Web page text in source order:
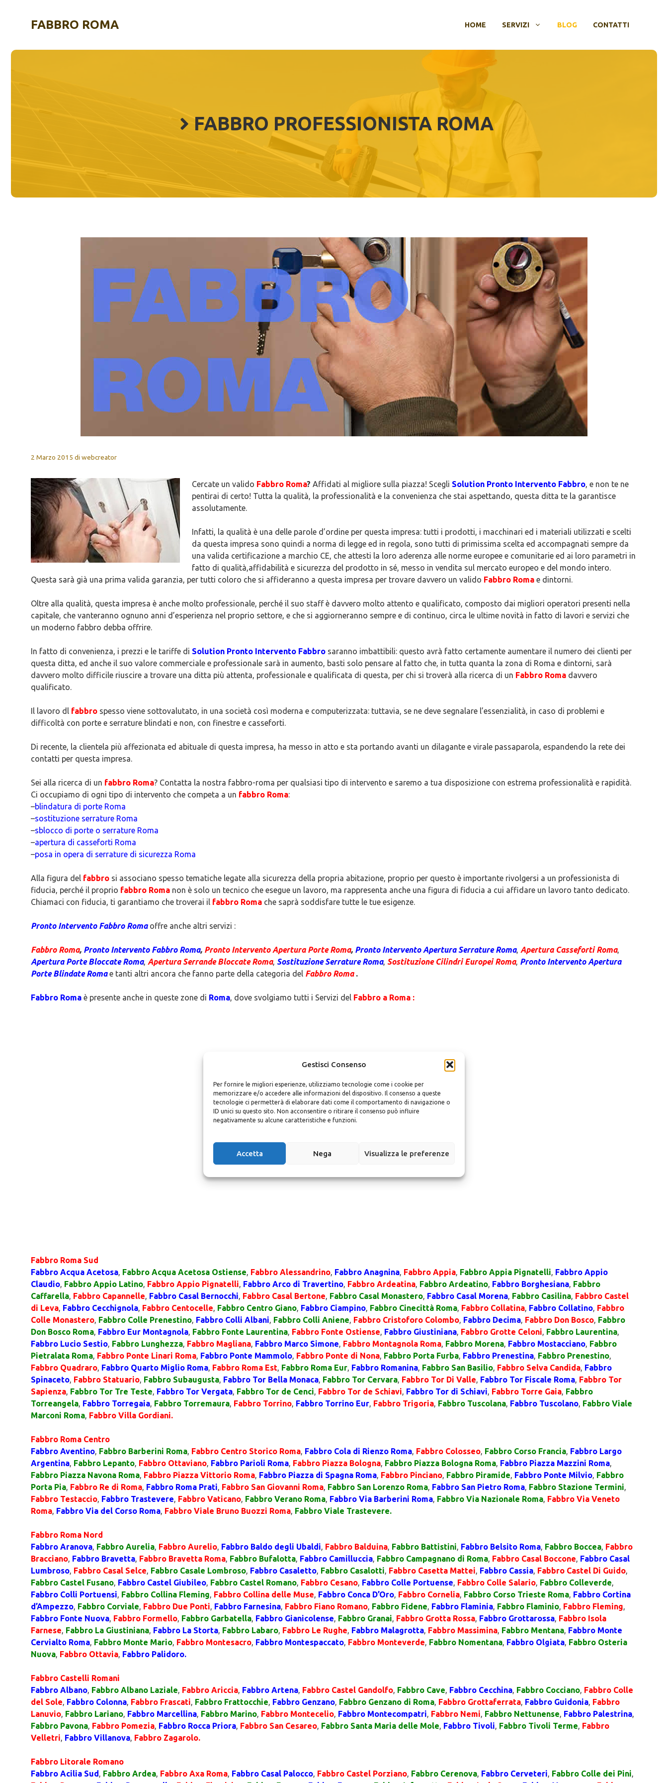
Gestisci Consenso
Per fornire le migliori esperienze, utilizziamo tecnologie come i cookie per
memorizzare e/o accedere alle informazioni del dispositivo. Il consenso a queste
tecnologie ci permetterà di elaborare dati come il comportamento di navigazione o
ID unici su questo sito. Non acconsentire o ritirare il consenso può influire
negativamente su alcune caratteristiche e funzioni.
Accetta Nega Visualizza le preferenze
contenutoFABBRO ROMA HOME SERVIZI BLOG CONTATTI
FABBRO PROFESSIONISTA ROMA
2 Marzo 2015 di webcreator
Cercate un valido Fabbro Roma? Affidati al migliore sulla piazza! Scegli Solution Pronto Intervento Fabbro, e non te ne
pentirai di certo! Tutta la qualità, la professionalità e la convenienza che stai aspettando, questa ditta te la garantisce
assolutamente.
Infatti, la qualità è una delle parole d’ordine per questa impresa: tutti i prodotti, i macchinari ed i materiali utilizzati e scelti
da questa impresa sono quindi a norma di legge ed in regola, sono tutti di primissima scelta ed accompagnati sempre da
una valida certificazione a marchio CE, che attesti la loro aderenza alle norme europee e comunitarie ed ai loro parametri in
fatto di qualità,affidabilità e sicurezza del prodotto in sé, messo in vendita sul mercato europeo e del mondo intero.
Questa sarà già una prima valida garanzia, per tutti coloro che si affideranno a questa impresa per trovare davvero un valido Fabbro Roma e dintorni.
Oltre alla qualità, questa impresa è anche molto professionale, perché il suo staff è davvero molto attento e qualificato, composto dai migliori operatori presenti nella
capitale, che vanteranno ognuno anni d’esperienza nel proprio settore, e che si aggiorneranno sempre e di continuo, circa le ultime novità in fatto di lavori e servizi che
un moderno fabbro debba offrire.
In fatto di convenienza, i prezzi e le tariffe di Solution Pronto Intervento Fabbro saranno imbattibili: questo avrà fatto certamente aumentare il numero dei clienti per
questa ditta, ed anche il suo valore commerciale e professionale sarà in aumento, basti solo pensare al fatto che, in tutta quanta la zona di Roma e dintorni, sarà
davvero molto difficile riuscire a trovare una ditta più attenta, professionale e qualificata di questa, per chi si troverà alla ricerca di un Fabbro Roma davvero
qualificato.
Il lavoro dl fabbro spesso viene sottovalutato, in una società così moderna e computerizzata: tuttavia, se ne deve segnalare l’essenzialità, in caso di problemi e
difficoltà con porte e serrature blindati e non, con finestre e casseforti.
Di recente, la clientela più affezionata ed abituale di questa impresa, ha messo in atto e sta portando avanti un dilagante e virale passaparola, espandendo la rete dei
contatti per questa impresa.
Sei alla ricerca di un fabbro Roma? Contatta la nostra fabbro-roma per qualsiasi tipo di intervento e saremo a tua disposizione con estrema professionalità e rapidità.
Ci occupiamo di ogni tipo di intervento che competa a un fabbro Roma:
–blindatura di porte Roma
–sostituzione serrature Roma
–sblocco di porte o serrature Roma
–apertura di casseforti Roma
–posa in opera di serrature di sicurezza Roma
Alla figura del fabbro si associano spesso tematiche legate alla sicurezza della propria abitazione, proprio per questo è importante rivolgersi a un professionista di
fiducia, perché il proprio fabbro Roma non è solo un tecnico che esegue un lavoro, ma rappresenta anche una figura di fiducia a cui affidare un lavoro tanto dedicato.
Chiamaci con fiducia, ti garantiamo che troverai il fabbro Roma che saprà soddisfare tutte le tue esigenze.
Pronto Intervento Fabbro Roma offre anche altri servizi :
Fabbro Roma, Pronto Intervento Fabbro Roma, Pronto Intervento Apertura PorteRoma, Pronto Intervento Apertura SerratureRoma, Apertura CassefortiRoma,
Apertura Porte BloccateRoma, Apertura Serrande BloccateRoma, Sostituzione SerratureRoma, Sostituzione Cilindri EuropeiRoma, Pronto Intervento Apertura
Porte BlindateRomae tanti altri ancora che fanno parte della categoria del Fabbro Roma.
Fabbro Roma è presente anche in queste zone di Roma, dove svolgiamo tutti i Servizi del Fabbro a Roma :
Fabbro Roma Sud
Fabbro Acqua Acetosa, Fabbro Acqua Acetosa Ostiense, Fabbro Alessandrino, Fabbro Anagnina, Fabbro Appia, Fabbro Appia Pignatelli, Fabbro Appio
Claudio, Fabbro Appio Latino, Fabbro Appio Pignatelli, Fabbro Arco di Travertino, Fabbro Ardeatina, Fabbro Ardeatino, Fabbro Borghesiana, Fabbro
Caffarella, Fabbro Capannelle, Fabbro Casal Bernocchi, Fabbro Casal Bertone, Fabbro Casal Monastero, Fabbro Casal Morena, Fabbro Casilina, Fabbro Castel
di Leva, Fabbro Cecchignola, Fabbro Centocelle, Fabbro Centro Giano, Fabbro Ciampino, Fabbro Cinecittà Roma, Fabbro Collatina, Fabbro Collatino, Fabbro
Colle Monastero, Fabbro Colle Prenestino, Fabbro Colli Albani, Fabbro Colli Aniene, Fabbro Cristoforo Colombo, Fabbro Decima, Fabbro Don Bosco, Fabbro
Don Bosco Roma, Fabbro Eur Montagnola, Fabbro Fonte Laurentina, Fabbro Fonte Ostiense, Fabbro Giustiniana, Fabbro Grotte Celoni, Fabbro Laurentina,
Fabbro Lucio Sestio, Fabbro Lunghezza, Fabbro Magliana, Fabbro Marco Simone, Fabbro Montagnola Roma, Fabbro Morena, Fabbro Mostacciano, Fabbro
Pietralata Roma, Fabbro Ponte Linari Roma, Fabbro Ponte Mammolo, Fabbro Ponte di Nona, Fabbro Porta Furba, Fabbro Prenestina, Fabbro Prenestino,
Fabbro Quadraro, Fabbro Quarto Miglio Roma, Fabbro Roma Est, Fabbro Roma Eur, Fabbro Romanina, Fabbro San Basilio, Fabbro Selva Candida, Fabbro
Spinaceto, Fabbro Statuario, Fabbro Subaugusta, Fabbro Tor Bella Monaca, Fabbro Tor Cervara, Fabbro Tor Di Valle, Fabbro Tor Fiscale Roma, Fabbro Tor
Sapienza, Fabbro Tor Tre Teste, Fabbro Tor Vergata, Fabbro Tor de Cenci, Fabbro Tor de Schiavi, Fabbro Tor di Schiavi, Fabbro Torre Gaia, Fabbro
Torreangela, Fabbro Torregaia, Fabbro Torremaura, Fabbro Torrino, Fabbro Torrino Eur, Fabbro Trigoria, Fabbro Tuscolana, Fabbro Tuscolano, Fabbro Viale
Marconi Roma, Fabbro Villa Gordiani.
Fabbro Roma Centro
Fabbro Aventino, Fabbro Barberini Roma, Fabbro Centro Storico Roma, Fabbro Cola di Rienzo Roma, Fabbro Colosseo, Fabbro Corso Francia, Fabbro Largo
Argentina, Fabbro Lepanto, Fabbro Ottaviano, Fabbro Parioli Roma, Fabbro Piazza Bologna, Fabbro Piazza Bologna Roma, Fabbro Piazza Mazzini Roma,
Fabbro Piazza Navona Roma, Fabbro Piazza Vittorio Roma, Fabbro Piazza di Spagna Roma, Fabbro Pinciano, Fabbro Piramide, Fabbro Ponte Milvio, Fabbro
Porta Pia, Fabbro Re di Roma, Fabbro Roma Prati, Fabbro San Giovanni Roma, Fabbro San Lorenzo Roma, Fabbro San Pietro Roma, Fabbro Stazione Termini,
Fabbro Testaccio, Fabbro Trastevere, Fabbro Vaticano, Fabbro Verano Roma, Fabbro Via Barberini Roma, Fabbro Via Nazionale Roma, Fabbro Via Veneto
Roma, Fabbro Via del Corso Roma, Fabbro Viale Bruno Buozzi Roma, Fabbro Viale Trastevere.
Fabbro Roma Nord
Fabbro Aranova, Fabbro Aurelia, Fabbro Aurelio, Fabbro Baldo degli Ubaldi, Fabbro Balduina, Fabbro Battistini, Fabbro Belsito Roma, Fabbro Boccea, Fabbro
Bracciano, Fabbro Bravetta, Fabbro Bravetta Roma, Fabbro Bufalotta, Fabbro Camilluccia, Fabbro Campagnano di Roma, Fabbro Casal Boccone, Fabbro Casal
Lumbroso, Fabbro Casal Selce, Fabbro Casale Lombroso, Fabbro Casaletto, Fabbro Casalotti, Fabbro Casetta Mattei, Fabbro Cassia, Fabbro Castel Di Guido,
Fabbro Castel Fusano, Fabbro Castel Giubileo, Fabbro Castel Romano, Fabbro Cesano, Fabbro Colle Portuense, Fabbro Colle Salario, Fabbro Colleverde,
Fabbro Colli Portuensi, Fabbro Collina Fleming, Fabbro Collina delle Muse, Fabbro Conca D’Oro, Fabbro Cornelia, Fabbro Corso Trieste Roma, Fabbro Cortina
d’Ampezzo, Fabbro Corviale, Fabbro Due Ponti, Fabbro Farnesina, Fabbro Fiano Romano, Fabbro Fidene, Fabbro Flaminia, Fabbro Flaminio, Fabbro Fleming,
Fabbro Fonte Nuova, Fabbro Formello, Fabbro Garbatella, Fabbro Gianicolense, Fabbro Granai, Fabbro Grotta Rossa, Fabbro Grottarossa, Fabbro Isola
Farnese, Fabbro La Giustiniana, Fabbro La Storta, Fabbro Labaro, Fabbro Le Rughe, Fabbro Malagrotta, Fabbro Massimina, Fabbro Mentana, Fabbro Monte
Cervialto Roma, Fabbro Monte Mario, Fabbro Montesacro, Fabbro Montespaccato, Fabbro Monteverde, Fabbro Nomentana, Fabbro Olgiata, Fabbro Osteria
Nuova, Fabbro Ottavia, Fabbro Palidoro.
Fabbro Castelli Romani
Fabbro Albano, Fabbro Albano Laziale, Fabbro Ariccia, Fabbro Artena, Fabbro Castel Gandolfo, Fabbro Cave, Fabbro Cecchina, Fabbro Cocciano, Fabbro Colle
del Sole, Fabbro Colonna, Fabbro Frascati, Fabbro Frattocchie, Fabbro Genzano, Fabbro Genzano di Roma, Fabbro Grottaferrata, Fabbro Guidonia, Fabbro
Lanuvio, Fabbro Lariano, Fabbro Marcellina, Fabbro Marino, Fabbro Montecelio, Fabbro Montecompatri, Fabbro Nemi, Fabbro Nettunense, Fabbro Palestrina,
Fabbro Pavona, Fabbro Pomezia, Fabbro Rocca Priora, Fabbro San Cesareo, Fabbro Santa Maria delle Mole, Fabbro Tivoli, Fabbro Tivoli Terme, Fabbro
Velletri, Fabbro Villanova, Fabbro Zagarolo.
Fabbro Litorale Romano
Fabbro Acilia Sud, Fabbro Ardea, Fabbro Axa Roma, Fabbro Casal Palocco, Fabbro Castel Porziano, Fabbro Cerenova, Fabbro Cerveteri, Fabbro Colle dei Pini,